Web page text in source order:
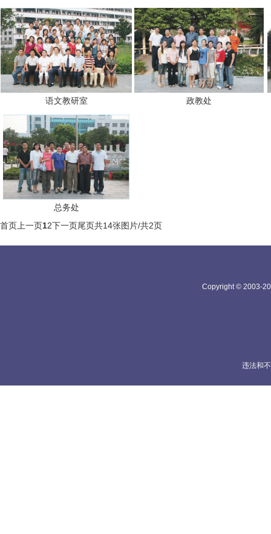
语文教研室 政教处
总务处
首页 上一页12下一页尾页共14张图片/共2页
Copyright © 2003-
违法和